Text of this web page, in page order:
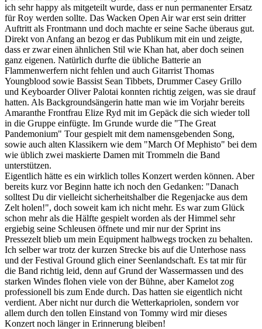
ich sehr happy als mitgeteilt wurde, dass er nun permanenter Ersatz
für Roy werden sollte. Das Wacken Open Air war erst sein dritter
Auftritt als Frontmann und doch machte er seine Sache überaus gut.
Direkt von Anfang an bezog er das Publikum mit ein und zeigte,
dass er zwar einen ähnlichen Stil wie Khan hat, aber doch seinen
ganz eigenen. Natürlich durfte die übliche Batterie an
Flammenwerfern nicht fehlen und auch Gitarrist Thomas
Youngblood sowie Bassist Sean Tibbets, Drummer Casey Grillo
und Keyboarder Oliver Palotai konnten richtig zeigen, was sie drauf
hatten. Als Backgroundsängerin hatte man wie im Vorjahr bereits
Amaranthe Frontfrau Elize Ryd mit im Gepäck die sich wieder toll
in die Gruppe einfügte. Im Grunde wurde die "The Great
Pandemonium" Tour gespielt mit dem namensgebenden Song,
sowie auch alten Klassikern wie dem "March Of Mephisto" bei dem
wie üblich zwei maskierte Damen mit Trommeln die Band
unterstützen.
Eigentlich hätte es ein wirklich tolles Konzert werden können. Aber
bereits kurz vor Beginn hatte ich noch den Gedanken: "Danach
solltest Du dir vielleicht sicherheitshalber die Regenjacke aus dem
Zelt holen!", doch soweit kam ich nicht mehr. Es war zum Glück
schon mehr als die Hälfte gespielt worden als der Himmel sehr
ergiebig seine Schleusen öffnete und mir nur der Sprint ins
Pressezelt blieb um mein Equipment halbwegs trocken zu behalten.
Ich selber war trotz der kurzen Strecke bis auf die Unterhose nass
und der Festival Ground glich einer Seenlandschaft. Es tat mir für
die Band richtig leid, denn auf Grund der Wassermassen und des
starken Windes flohen viele von der Bühne, aber Kamelot zog
professionell bis zum Ende durch. Das hatten sie eigentlich nicht
verdient. Aber nicht nur durch die Wetterkapriolen, sondern vor
allem durch den tollen Einstand von Tommy wird mir dieses
Konzert noch länger in Erinnerung bleiben!